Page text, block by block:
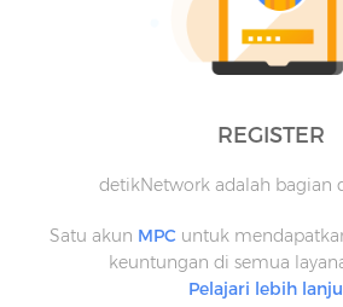
REGISTER
detikNetwork adalah bagian
Satu akun MPC untuk
keuntungan di semua
Pelajari lebih